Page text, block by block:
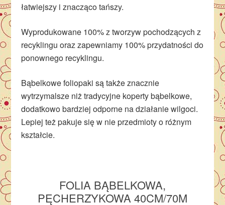
łatwiejszy i znacząco tańszy.
Wyprodukowane 100% z tworzyw pochodzących z
recyklingu oraz zapewniamy 100% przydatności do
ponownego recyklingu.
Bąbelkowe foliopaki są także znacznie
wytrzymalsze niż tradycyjne koperty bąbelkowe,
dodatkowo bardziej odporne na działanie wilgoci.
Lepiej też pakuje się w nie przedmioty o różnym
kształcie.
FOLIA BĄBELKOWA,
PĘCHERZYKOWA 40CM/70M